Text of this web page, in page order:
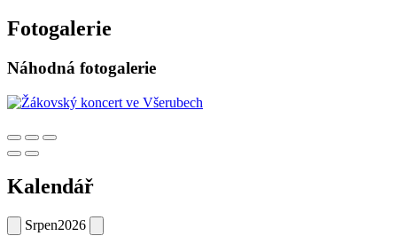
Fotogalerie
Náhodná fotogalerie
Kalendář
Srpen2026